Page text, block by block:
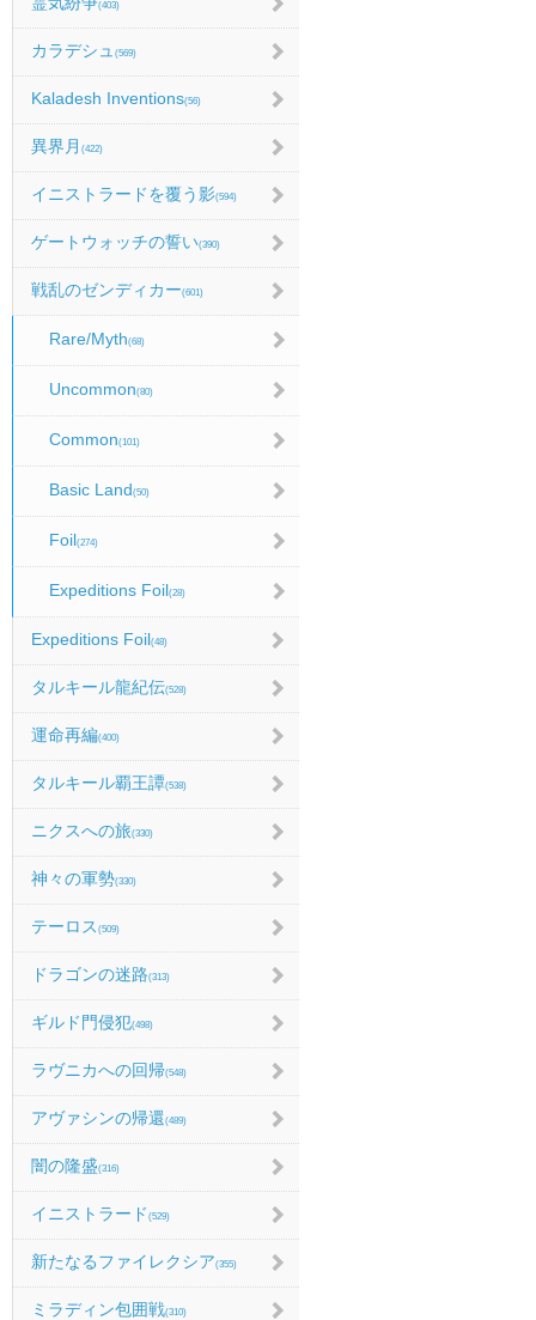
(403)
カラデシュ (569)
Kaladesh Inventions(56)
異界月 (422)
イニストラードを覆う影(594)
ゲートウォッチの誓い(390)
戦乱のゼンディカー(601)
Rare/Myth(68)
Uncommon(80)
Common(101)
Basic Land(50)
Foil(274)
Expeditions Foil(28)
Expeditions Foil(48)
タルキール龍紀伝(528)
運命再編(400)
タルキール覇王譚(538)
ニクスへの旅(330)
神々の軍勢(330)
テーロス (509)
ドラゴンの迷路(313)
ギルド門侵犯(498)
ラヴニカへの回帰(548)
アヴァシンの帰還(489)
闇の隆盛(316)
イニストラード (529)
新たなるファイレクシア(355)
ミラディン包囲戦(310)